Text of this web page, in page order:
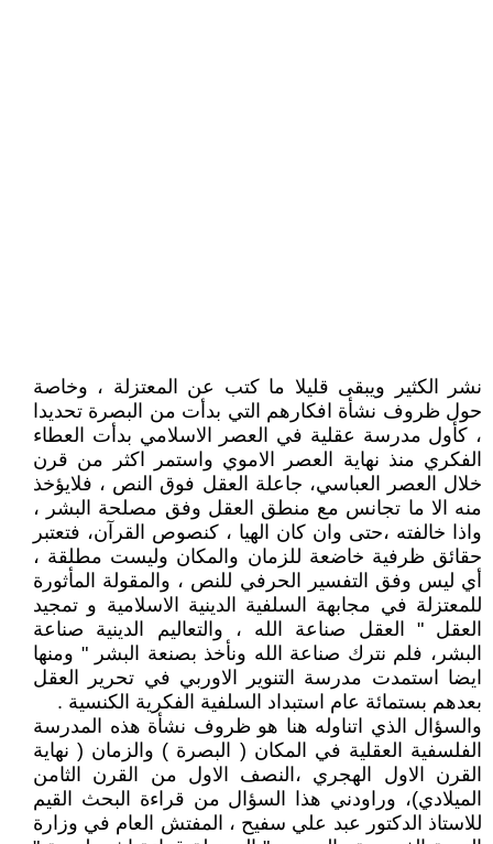
نشر الكثير ويبقى قليلا ما كتب عن المعتزلة ، وخاصة
حول ظروف نشأة افكارهم التي بدأت من البصرة تحديدا
، كأول مدرسة عقلية في العصر الاسلامي بدأت العطاء
الفكري منذ نهاية العصر الاموي واستمر اكثر من قرن
خلال العصر العباسي، جاعلة العقل فوق النص ، فلايؤخذ
منه الا ما تجانس مع منطق العقل وفق مصلحة البشر ،
واذا خالفته ،حتى وان كان الهيا ، كنصوص القرآن، فتعتبر
حقائق ظرفية خاضعة للزمان والمكان وليست مطلقة ،
أي ليس وفق التفسير الحرفي للنص ، والمقولة المأثورة
للمعتزلة في مجابهة السلفية الدينية الاسلامية و تمجيد
العقل " العقل صناعة الله ، والتعاليم الدينية صناعة
البشر، فلم نترك صناعة الله ونأخذ بصنعة البشر " ومنها
ايضا استمدت مدرسة التنوير الاوربي في تحرير العقل
بعدهم بستمائة عام استبداد السلفية الفكرية الكنسية .
والسؤال الذي اتناوله هنا هو ظروف نشأة هذه المدرسة
الفلسفية العقلية في المكان ( البصرة ) والزمان ( نهاية
القرن الاول الهجري ،النصف الاول من القرن الثامن
الميلادي)، وراودني هذا السؤال من قراءة البحث القيم
للاستاذ الدكتور عبد علي سفيح ، المفتش العام في وزارة